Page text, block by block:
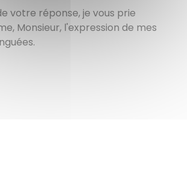
votre réponse, je vous prie
Monsieur, l'expression de mes